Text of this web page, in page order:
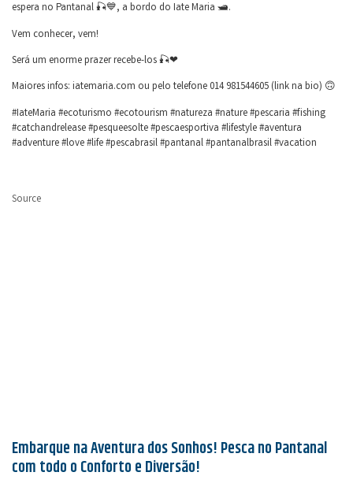
espera no Pantanal 🎣💙, a bordo do Iate Maria 🛥.
Vem conhecer, vem!
Será um enorme prazer recebe-los 🎣❤
Maiores infos: iatemaria.com ou pelo telefone 014 981544605 (link na bio) 🙃
#IateMaria #ecoturismo #ecotourism #natureza #nature #pescaria #fishing
#catchandrelease #pesqueesolte #pescaesportiva #lifestyle #aventura
#adventure #love #life #pescabrasil #pantanal #pantanalbrasil #vacation
Source
Embarque na Aventura dos Sonhos! Pesca no Pantanal
com todo o Conforto e Diversão!